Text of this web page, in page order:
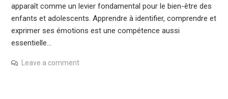
apparaît comme un levier fondamental pour le bien-être des
enfants et adolescents. Apprendre à identifier, comprendre et
exprimer ses émotions est une compétence aussi
essentielle…
Leave a comment